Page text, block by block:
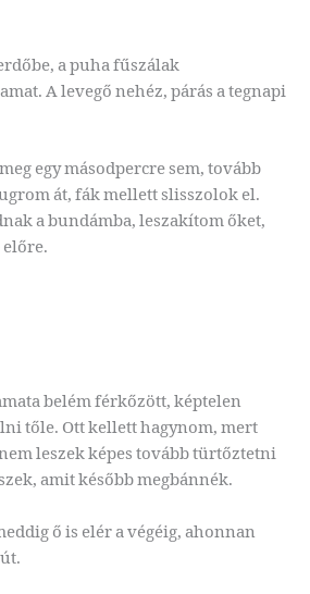
a puha fűszálak
A levegő nehéz, párás a tegnapi
egy másodpercre sem, tovább
át, fák mellett slisszolok el.
a bundámba, leszakítom őket,
előre.
belém férkőzött, képtelen
tőle. Ott kellett hagynom, mert
leszek képes tovább türtőztetni
amit később megbánnék.
ő is elér a végéig, ahonnan